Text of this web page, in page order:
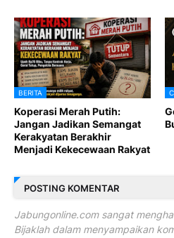
BERITA
Koperasi Merah Putih:
Jangan Jadikan Semangat
Kerakyatan Berakhir
Menjadi Kekecewaan Rakyat
POSTING KOMENTAR
Jabungonline.com sangat
Bijaklah dalam menyampaikan